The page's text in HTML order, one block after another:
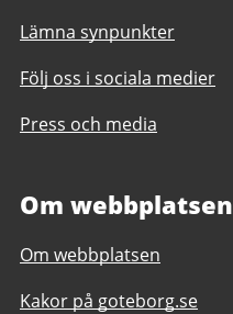
Lämna synpunkter
Följ oss i sociala medier
Press och media
Om webbplatsen
Om webbplatsen
Kakor på goteborg.se